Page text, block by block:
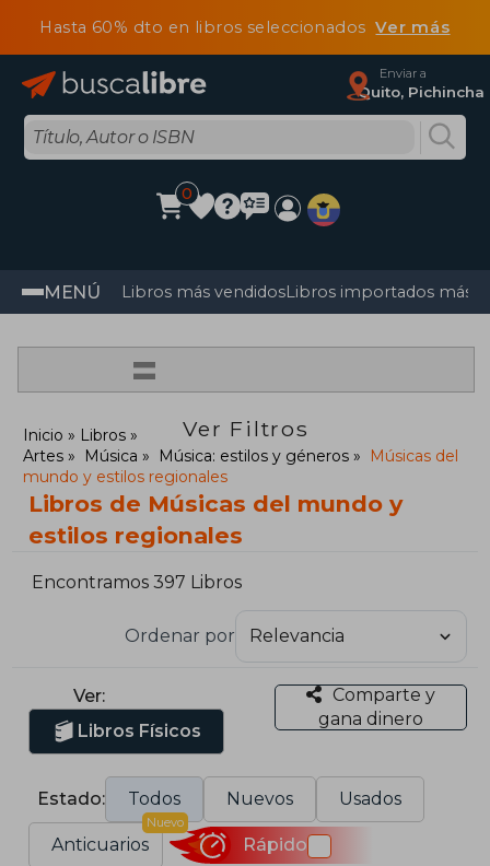
Hasta 60% dto en libros seleccionadosVer más
Enviar a
Quito, Pichincha
0
MENÚ Libros más vendidosLibros importados más
=
Ver Filtros
Inicio
Libros
Artes
Música Música: estilos y géneros
Músicas del
mundo y estilos regionales
Libros de Músicas del mundo y
estilos regionales
Encontramos 397 Libros
Ordenar por
Ver:
Libros Físicos
Comparte y
gana dinero
Estado: Todos Nuevos Usados
Anticuarios
Nuevo
Rápido